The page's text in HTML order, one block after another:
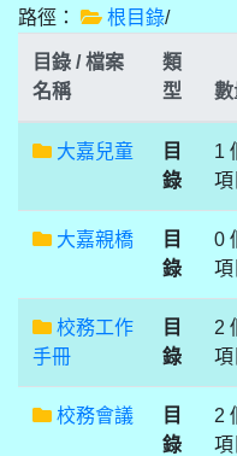
路徑： 根目錄/
目錄 / 檔案
名稱
類
型
數
大嘉兒童
目
錄
1
項
大嘉親橋
目
錄
0
項
校務工作
手冊
目
錄
2
項
校務會議
目
錄
2
項